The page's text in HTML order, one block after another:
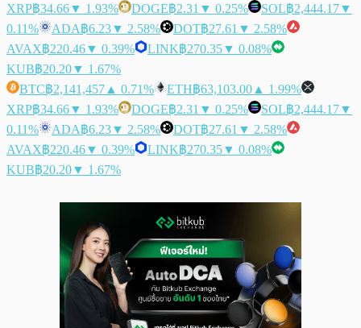
XRP฿34.66▼ 1.93% DOGE฿2.31 ▼ 0.25% SOL฿2,444.17▼
0.11%
ADA฿6.23▼ 2.58% DOT฿27.61 ▼ 2.58%
AVAX฿220.46▼ 0.39% LINK฿270.35▼ 0.08%
KUB฿20.20▼ 1.67%
BTC฿2,141,457 ▲ 0.71% ETH฿63,103.00 ▲ 1.99%
XRP฿34.66▼ 1.93% DOGE฿2.31 ▼ 0.25% SOL฿2,444.17▼
0.11%
ADA฿6.23▼ 2.58% DOT฿27.61 ▼ 2.58%
AVAX฿220.46▼ 0.39% LINK฿270.35▼ 0.08%
KUB฿20.20▼ 1.67%